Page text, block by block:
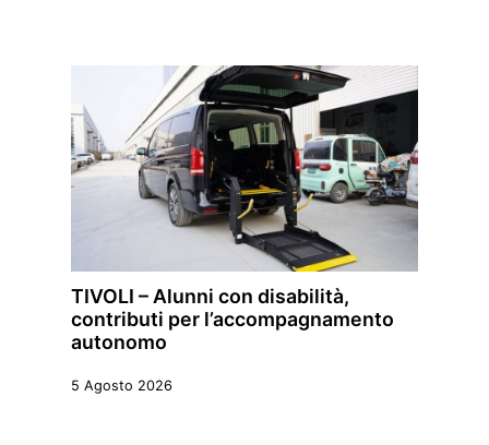
TIVOLI – Alunni con disabilità,
contributi per l’accompagnamento
autonomo
5 Agosto 2026